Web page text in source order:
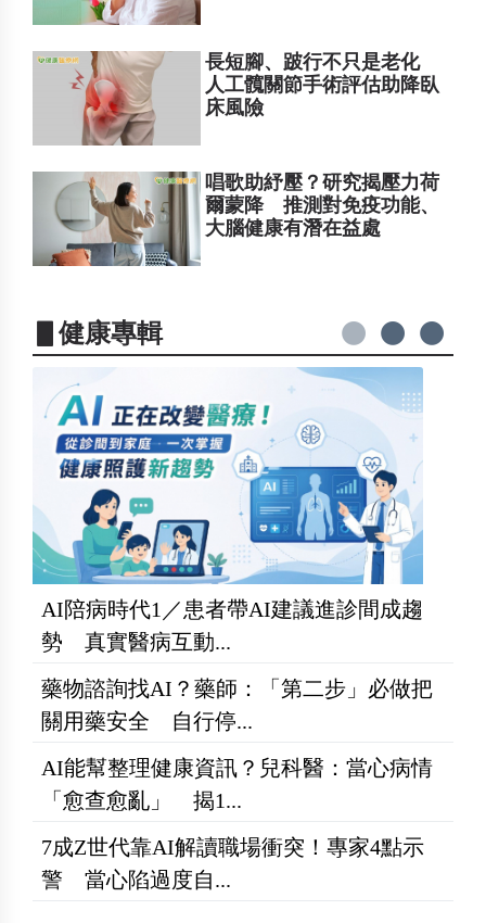
長短腳、跛行不只是老化
人工髖關節手術評估助降臥
床風險
唱歌助紓壓？研究揭壓力荷
爾蒙降 推測對免疫功能、
大腦健康有潛在益處
▋健康專輯
AI陪病時代1／患者帶AI建議進診間成趨
勢 真實醫病互動...
藥物諮詢找AI？藥師：「第二步」必做把
關用藥安全 自行停...
AI能幫整理健康資訊？兒科醫：當心病情
「愈查愈亂」 揭1...
7成Z世代靠AI解讀職場衝突！專家4點示
警 當心陷過度自...